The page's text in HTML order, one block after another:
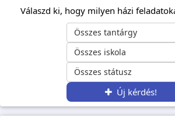
Válaszd ki, hogy milyen házi
Összes tantárgy
Összes iskola
Összes státusz
Új kérdés!